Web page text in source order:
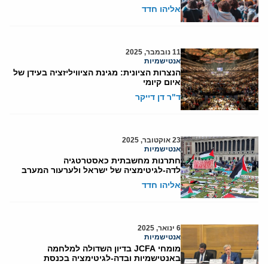
אליהו חדד
11 נובמבר, 2025
אנטישמיות
הנצרות הציונית: מגינת הציוויליזציה בעידן של
איום קיומי
ד"ר דן דייקר
23 אוקטובר, 2025
אנטישמיות
חתרנות מחשבתית כאסטרטגיה
לדה-לגיטימציה של ישראל ולערעור המערב
אליהו חדד
6 ינואר, 2025
אנטישמיות
מומחי JCFA בדיון השדולה למלחמה
באנטישמיות ובדה-לגיטימציה בכנסת